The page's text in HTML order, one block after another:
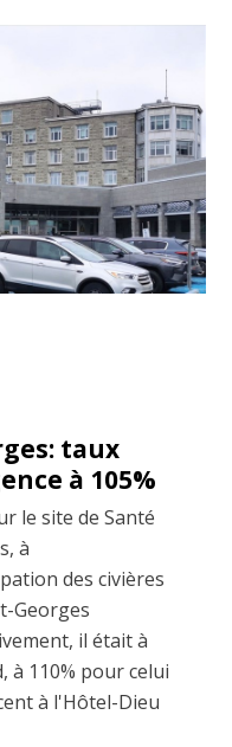
taux
à 105%
le site de Santé
à
des civières
Georges
il était à
à 110% pour celui
à l'Hôtel-Dieu